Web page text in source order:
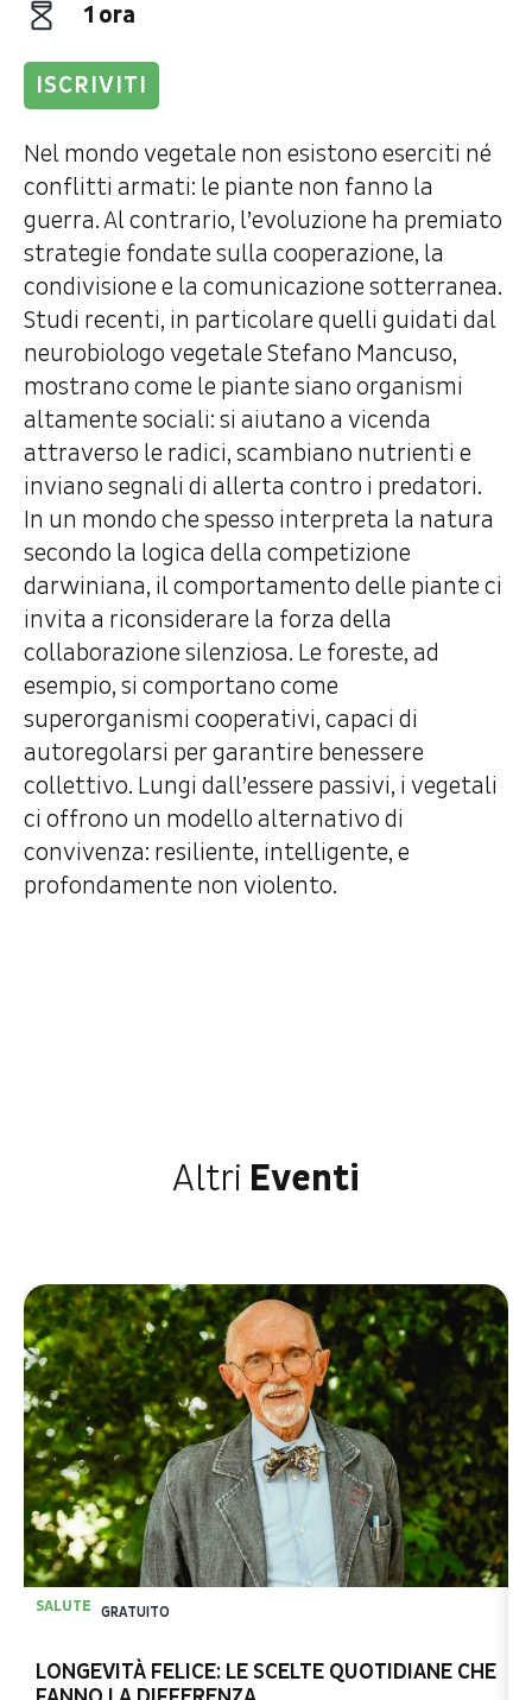
1 ora
ISCRIVITI
Nel mondo vegetale non esistono eserciti né
conflitti armati: le piante non fanno la
guerra. Al contrario, l’evoluzione ha premiato
strategie fondate sulla cooperazione, la
condivisione e la comunicazione sotterranea.
Studi recenti, in particolare quelli guidati dal
neurobiologo vegetale Stefano Mancuso,
mostrano come le piante siano organismi
altamente sociali: si aiutano a vicenda
attraverso le radici, scambiano nutrienti e
inviano segnali di allerta contro i predatori.
In un mondo che spesso interpreta la natura
secondo la logica della competizione
darwiniana, il comportamento delle piante ci
invita a riconsiderare la forza della
collaborazione silenziosa. Le foreste, ad
esempio, si comportano come
superorganismi cooperativi, capaci di
autoregolarsi per garantire benessere
collettivo. Lungi dall’essere passivi, i vegetali
ci offrono un modello alternativo di
convivenza: resiliente, intelligente, e
profondamente non violento.
Altri Eventi
SALUTE GRATUITO
LONGEVITÀ FELICE: LE SCELTE QUOTIDIANE CHE